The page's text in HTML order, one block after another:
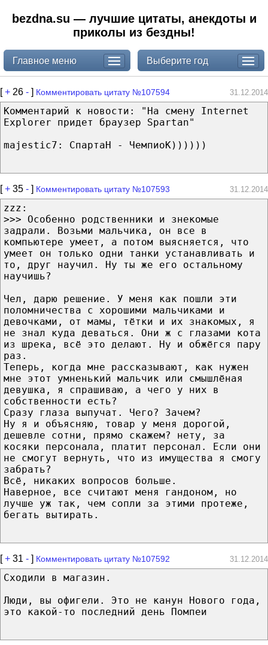
bezdna.su — лучшие цитаты, анекдоты и
приколы из бездны!
Главное меню Выберите год
[+ 26 - ] Комментировать цитату №107594 31.12.2014
Комментарий к новости: "На смену Internet
Explorer придет браузер Spartan"
majestic7: СпартаН - ЧемпиоК))))))
[+ 35 - ] Комментировать цитату №107593 31.12.2014
zzz:
>>> Особенно родственники и знекомые
задрали. Возьми мальчика, он все в
компьютере умеет, а потом выясняется, что
умеет он только одни танки устанавливать и
то, друг научил. Ну ты же его остальному
научишь?
Чел, дарю решение. У меня как пошли эти
поломничества с хорошими мальчиками и
девочками, от мамы, тётки и их знакомых, я
не знал куда деваться. Они ж с глазами кота
из шрека, всё это делают. Ну и обжёгся пару
раз.
Теперь, когда мне рассказывают, как нужен
мне этот умненький мальчик или смышлёная
девушка, я спрашиваю, а чего у них в
собственности есть?
Сразу глаза выпучат. Чего? Зачем?
Ну я и объясняю, товар у меня дорогой,
дешевле сотни, прямо скажем? нету, за
косяки персонала, платит персонал. Если они
не смогут вернуть, что из имущества я смогу
забрать?
Всё, никаких вопросов больше.
Наверное, все считают меня гандоном, но
лучше уж так, чем сопли за этими протеже,
бегать вытирать.
[+ 31 - ] Комментировать цитату №107592 31.12.2014
Сходили в магазин.
Люди, вы офигели. Это не канун Нового года,
это какой-то последний день Помпеи